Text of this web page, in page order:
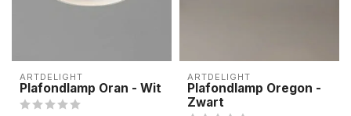
ARTDELIGHT
Plafondlamp Oran - Wit
ARTDELIGHT
Plafondlamp Oregon -
Zwart